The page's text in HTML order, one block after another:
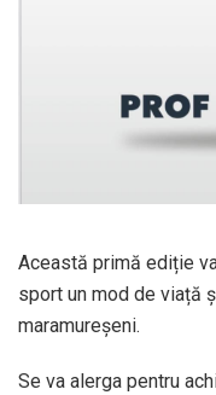
Această primă ediție
sport un mod de viață
maramureșeni.
Se va alerga pentru